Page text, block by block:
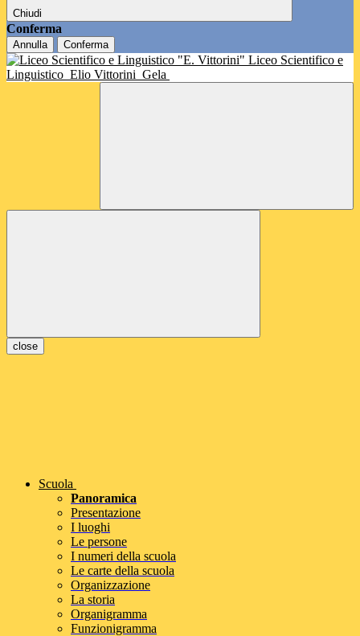
Chiudi
Conferma
Annulla Conferma
Liceo Scientifico e
Linguistico Elio Vittorini Gela
close
Scuola
Panoramica
Presentazione
I luoghi
Le persone
I numeri della scuola
Le carte della scuola
Organizzazione
La storia
Organigramma
Funzionigramma